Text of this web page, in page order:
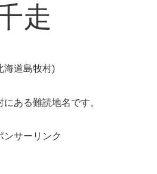
走
海道島牧村)
にある難読地名です。
ンサーリンク